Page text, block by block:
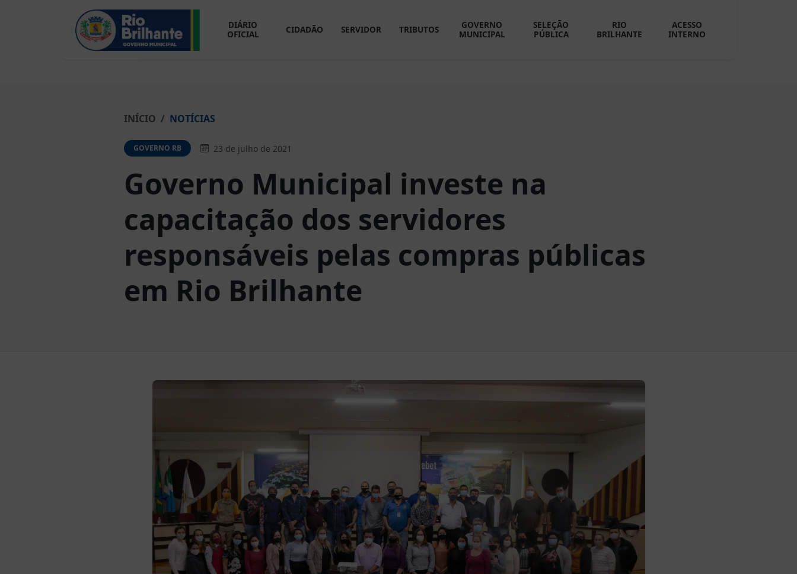
DIÁRIO
OFICIAL
CIDADÃO SERVIDOR TRIBUTOS
GOVERNO
MUNICIPAL
SELEÇÃO
PÚBLICA
RIO
BRILHANTE
ACESSO
INTERNO
INÍCIO NOTÍCIAS
GOVERNO RB 23 de julho de 2021
Governo Municipal investe na
capacitação dos servidores
responsáveis pelas compras públicas
em Rio Brilhante